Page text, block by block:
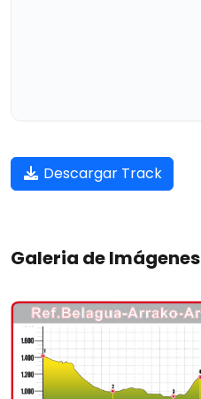
Descargar Track
Galeria de Imágenes